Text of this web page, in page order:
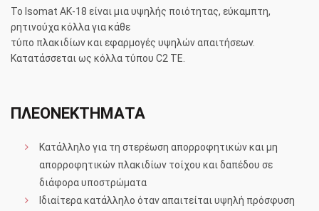
Το Isomat AK-18 είναι μια υψηλής ποιότητας, εύκαμπτη,
ρητινούχα κόλλα για κάθε
τύπο πλακιδίων και εφαρμογές υψηλών απαιτήσεων.
Κατατάσσεται ως κόλλα τύπου C2 ΤΕ.
ΠΛΕΟΝΕΚΤΗΜΑΤΑ
Κατάλληλο για τη στερέωση απορροφητικών και μη
απορροφητικών πλακιδίων τοίχου και δαπέδου σε
διάφορα υποστρώματα
Ιδιαίτερα κατάλληλο όταν απαιτείται υψηλή πρόσφυση